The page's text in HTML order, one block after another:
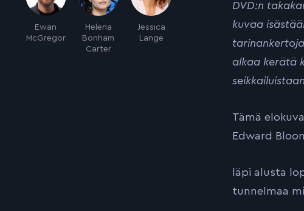
Ewan
McGregor
Helena
Bonham
Carter
Jessica
Lange
DVD:n
kuvaa
alkaa kerätä
Tämä
Edward
läpi alusta
tunnelmaa